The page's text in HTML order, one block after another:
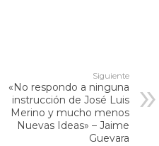
Siguiente
«No respondo a ninguna
instrucción de José Luis
Merino y mucho menos
Nuevas Ideas» – Jaime
Guevara